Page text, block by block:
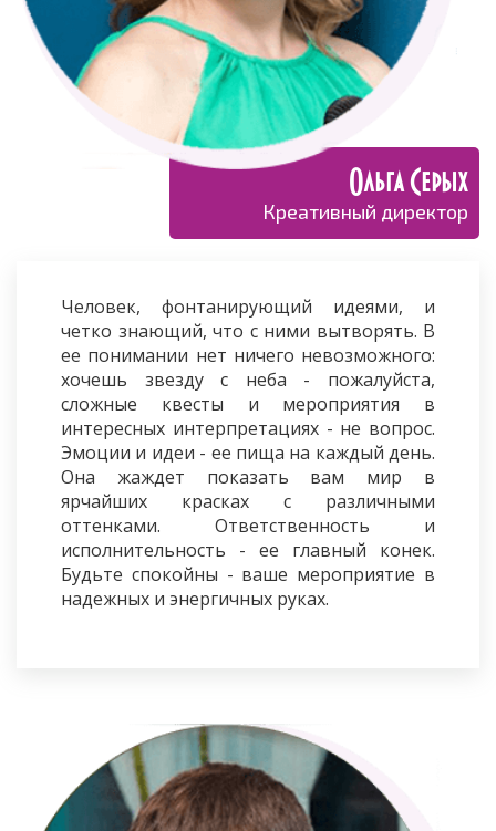
Ольга Серых
Креативный директор
Человек, фонтанирующий идеями, и
четко знающий, что с ними вытворять. В
ее понимании нет ничего невозможного:
хочешь звезду с неба - пожалуйста,
сложные квесты и мероприятия в
интересных интерпретациях - не вопрос.
Эмоции и идеи - ее пища на каждый день.
Она жаждет показать вам мир в
ярчайших красках с различными
оттенками. Ответственность и
исполнительность - ее главный конек.
Будьте спокойны - ваше мероприятие в
надежных и энергичных руках.